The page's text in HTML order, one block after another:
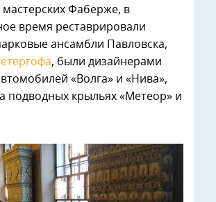
Фаберже, в
время реставрировали
ансамбли Павловска,
, были дизайнерами
«Волга» и «Нива»,
подводных крыльях «Метеор» и